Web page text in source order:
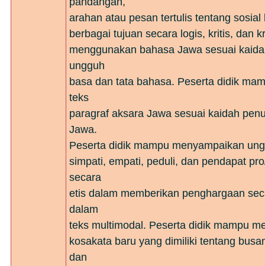
arahan atau pesan tertulis tentang sosial
berbagai tujuan secara logis, kritis, dan
menggunakan bahasa Jawa sesuai
ungguh
basa dan tata bahasa. Peserta didik
teks
paragraf aksara Jawa sesuai kaidah
Jawa.
Peserta didik mampu menyampaikan
simpati, empati, peduli, dan pendapat
secara
etis dalam memberikan penghargaan
dalam
teks multimodal. Peserta didik mampu
kosakata baru yang dimiliki tentang
dan